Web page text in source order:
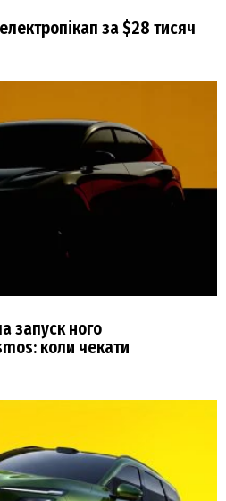
за $28 тисяч
запуск ного
коли чекати